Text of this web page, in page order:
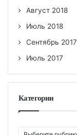
Август 2018
Июль 2018
Сентябрь 2017
Июль 2017
Категории